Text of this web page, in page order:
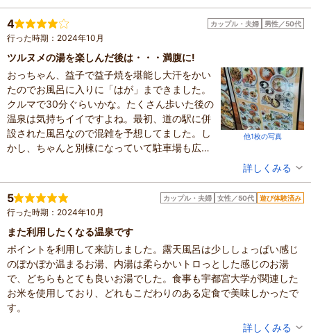
滞在時間：1時間未満
設備の有無：駐車場、トイレ、休憩所
投稿日：2025年1月11日
体験した高評価プラン
●日帰り温泉●県内では珍しい2つの源泉が味わえる！サウ
ナ・水風呂完備♪温泉後は道の駅はがでゆっくりお買い物を
できる(^^♪ファミリーにオススメ！大人（中学生以上） 600円～
※最新のプラン内容はクチコミ投稿時と異なる場合があります。
予約時は必ずプラン詳細をご確認ください。
4 カップル・夫婦 男性／50代
行った時期：2024年10月
ツルヌメの湯を楽しんだ後は・・・満腹に!
他1枚の写真
おっちゃん、益子で益子焼を堪能し大汗をかい
たのでお風呂に入りに「はが」まできました。
クルマで30分ぐらいかな。たくさん歩いた後の
温泉は気持ちイイですよね。最初、道の駅に併
設された風呂なので混雑を予想してました。し
かし、ちゃんと別棟になっていて駐車場も広々
ひとが多いの苦手なんです。入浴料と返金され
る下駄箱料100円があれば大丈夫!脱衣所のロッ
カーは無料。良心的なお風呂です。お湯は、ト
ロトロのヌメヌメです。このトロトロ感は歴代
上位になると思う。お風呂を出たら腹ごしら
え。益子を散策して歩いたので、何を食べても
カロリーゼロです。食堂は、中休みがあるので
注意してね。おっちゃん、唐揚げ定食に大満足!
リピート確定です。
滞在時間：3時間以上
設備の有無：駐車場、トイレ、休憩所
投稿日：2024年10月20日
詳しくみる
5 カップル・夫婦 女性／50代 遊び体験済み
行った時期：2024年10月
また利用したくなる温泉です
ポイントを利用して来訪しました。露天風呂は少ししょっぱい感じ
のぽかぽか温まるお湯、内湯は柔らかいトロっとした感じのお湯
で、どちらもとても良いお湯でした。食事も宇都宮大学が関連した
お米を使用しており、どれもこだわりのある定食で美味しかったで
す。
詳しくみる